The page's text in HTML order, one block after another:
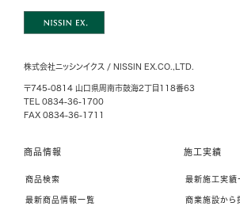
株式会社ニッシンイクス / NISSIN EX.CO.,LTD.
〒745-0814 山口県周南市鼓海2丁目118番63
TEL 0834-36-1700
FAX 0834-36-1711
商品情報
商品検索
最新商品情報一覧
施工実績
最新施工実績
商業施設から